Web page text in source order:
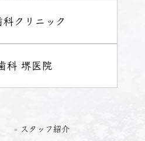
科クリニック
科 堺医院
スタッフ紹介